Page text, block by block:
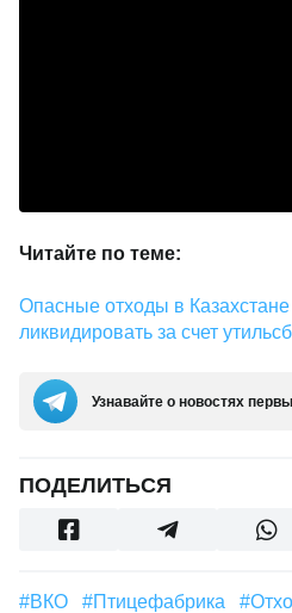
Читайте по теме:
Опасные отходы в
ликвидировать за счет
Узнавайте о новостях
ПОДЕЛИТЬСЯ
#ВКО #птицефабрика